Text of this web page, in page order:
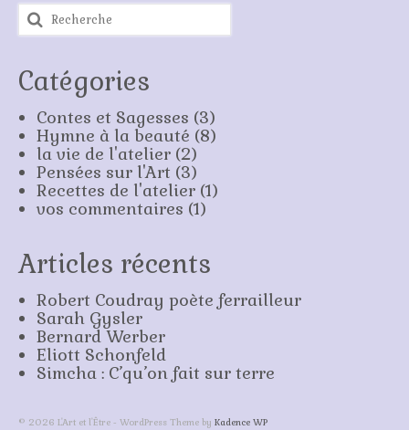
Stage plein air
Atelier d’iconographie
Calendrier
Voyages
Contact
Boutique
Livres et DVD
Commande de portraits
Commande de fresques
Rechercher
:
Catégories
Contes et Sagesses (3)
Hymne à la beauté (8)
la vie de l'atelier (2)
Pensées sur l'Art (3)
Recettes de l'atelier (1)
vos commentaires (1)
Articles récents
Robert Coudray poète ferrailleur
Sarah Gysler
Bernard Werber
Eliott Schonfeld
Simcha : C’qu’on fait sur terre
© 2026 L'Art et l'Être - WordPress Theme by Kadence WP